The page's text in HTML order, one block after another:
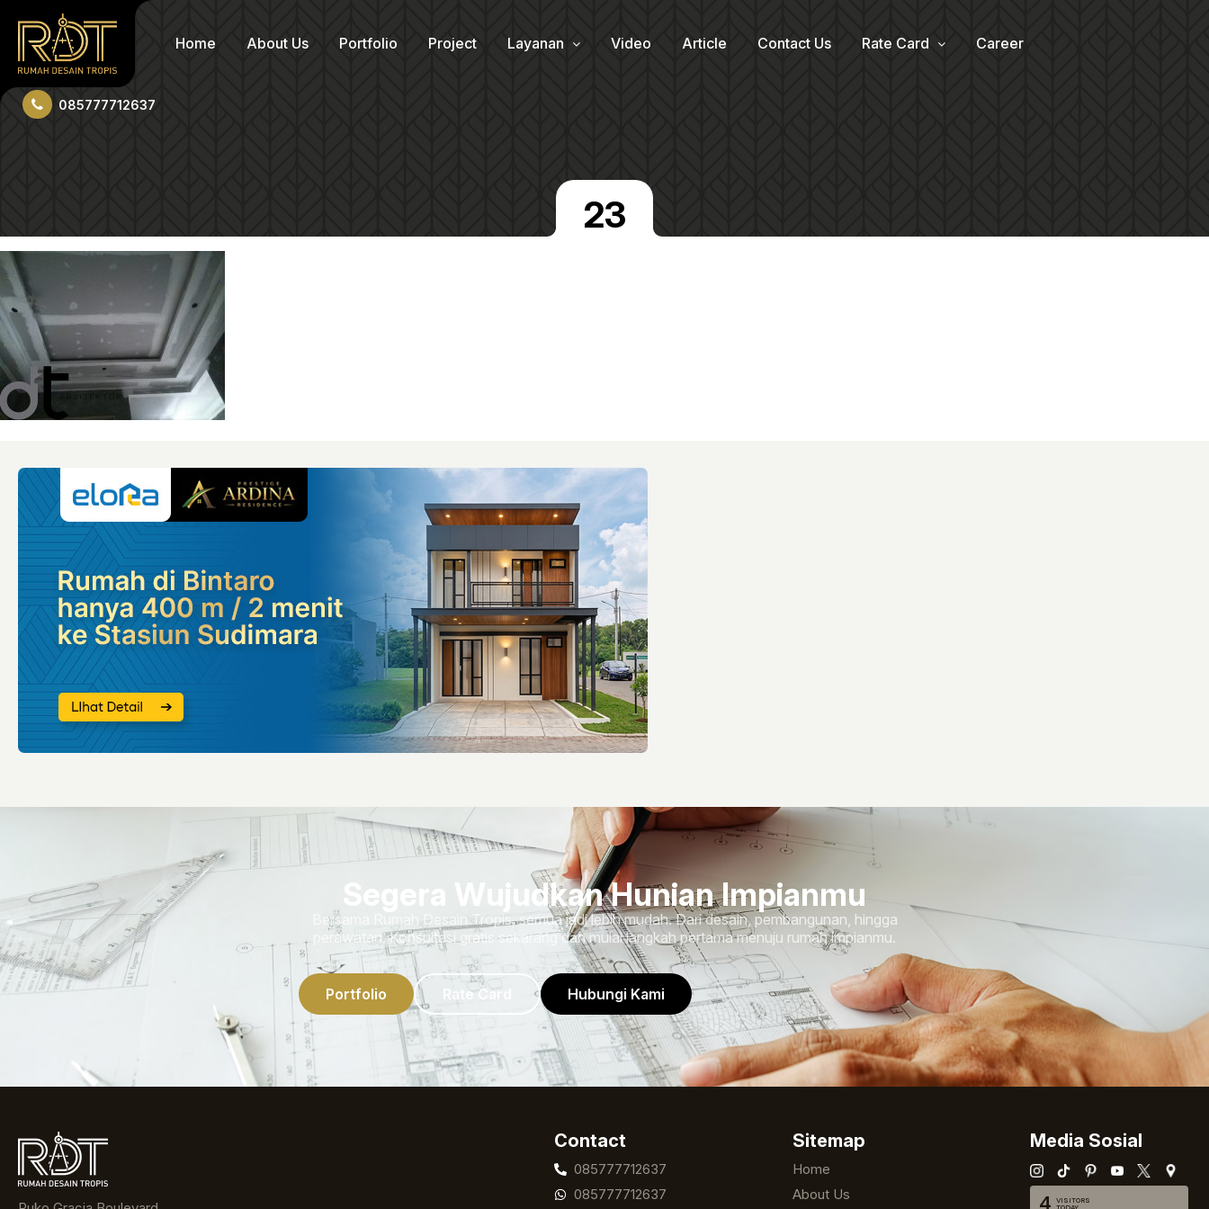
Home About Us Portfolio Project Layanan Video Article Contact Us Rate Card Career
085777712637
23
Segera Wujudkan Hunian Impianmu
Bersama Rumah Desain Tropis, semua jadi lebih mudah. Dari desain, pembangunan, hingga
perawatan. Konsultasi gratis sekarang dan mulai langkah pertama menuju rumah impianmu.
Portfolio Rate Card Hubungi Kami
Contact
085777712637
085777712637
Sitemap
Home
About Us
Media Sosial
4
VISITORS
TODAY